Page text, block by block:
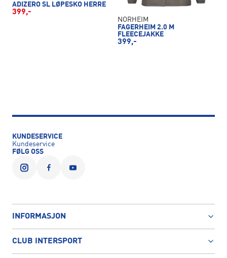
ADIZERO SL LØPESKO HERRE
399,-
NORHEIM
FAGERHEIM 2.0 M
FLEECEJAKKE
399,-
KUNDESERVICE
Kundeservice
FØLG OSS
INFORMASJON
CLUB INTERSPORT